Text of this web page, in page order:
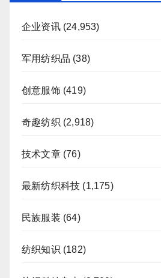
企业资讯(24,953)
军用纺织品 (38)
创意服饰(419)
奇趣纺织 (2,918)
技术文章(76)
最新纺织科技 (1,175)
民族服装 (64)
纺织知识 (182)